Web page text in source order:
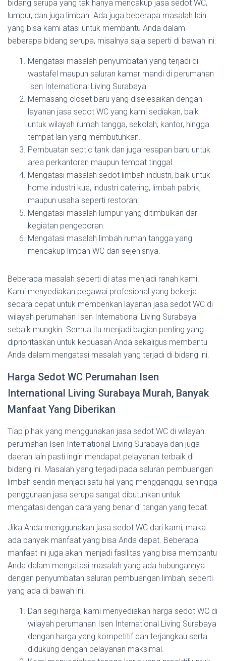
bidang serupa yang tak hanya mencakup jasa sedot WC,
lumpur, dan juga limbah. Ada juga beberapa masalah lain
yang bisa kami atasi untuk membantu Anda dalam
beberapa bidang serupa, misalnya saja seperti di bawah ini.
Mengatasi masalah penyumbatan yang terjadi di
wastafel maupun saluran kamar mandi di perumahan
Isen International Living Surabaya.
Memasang closet baru yang diselesaikan dengan
layanan jasa sedot WC yang kami sediakan, baik
untuk wilayah rumah tangga, sekolah, kantor, hingga
tempat lain yang membutuhkan.
Pembuatan septic tank dan juga resapan baru untuk
area perkantoran maupun tempat tinggal.
Mengatasi masalah sedot limbah industri, baik untuk
home industri kue, industri catering, limbah pabrik,
maupun usaha seperti restoran.
Mengatasi masalah lumpur yang ditimbulkan dari
kegiatan pengeboran.
Mengatasi masalah limbah rumah tangga yang
mencakup limbah WC dan sejenisnya.
Beberapa masalah seperti di atas menjadi ranah kami.
Kami menyediakan pegawai profesional yang bekerja
secara cepat untuk memberikan layanan jasa sedot WC di
wilayah perumahan Isen International Living Surabaya
sebaik mungkin. Semua itu menjadi bagian penting yang
diprioritaskan untuk kepuasan Anda sekaligus membantu
Anda dalam mengatasi masalah yang terjadi di bidang ini.
Harga Sedot WC Perumahan Isen
International Living Surabaya Murah, Banyak
Manfaat Yang Diberikan
Tiap pihak yang menggunakan jasa sedot WC di wilayah
perumahan Isen International Living Surabaya dan juga
daerah lain pasti ingin mendapat pelayanan terbaik di
bidang ini. Masalah yang terjadi pada saluran pembuangan
limbah sendiri menjadi satu hal yang mengganggu, sehingga
penggunaan jasa serupa sangat dibutuhkan untuk
mengatasi dengan cara yang benar di tangan yang tepat.
Jika Anda menggunakan jasa sedot WC dari kami, maka
ada banyak manfaat yang bisa Anda dapat. Beberapa
manfaat ini juga akan menjadi fasilitas yang bisa membantu
Anda dalam mengatasi masalah yang ada hubungannya
dengan penyumbatan saluran pembuangan limbah, seperti
yang ada di bawah ini.
Dari segi harga, kami menyediakan harga sedot WC di
wilayah perumahan Isen International Living Surabaya
dengan harga yang kompetitif dan terjangkau serta
didukung dengan pelayanan maksimal.